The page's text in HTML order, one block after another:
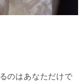
のはあなただけで